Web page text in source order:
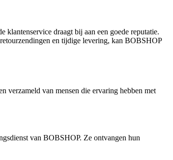
draagt bij aan een goede reputatie.
en tijdige levering, kan BOBSHOP
verzameld van mensen die ervaring hebben met
van BOBSHOP. Ze ontvangen hun